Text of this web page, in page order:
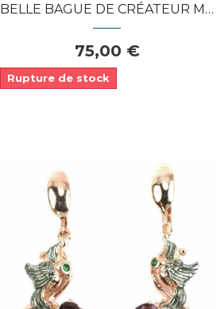
BELLE BAGUE DE CRÉATEUR MULTI-PIERRES...
75,00 €
Rupture de stock
Dans mon panier